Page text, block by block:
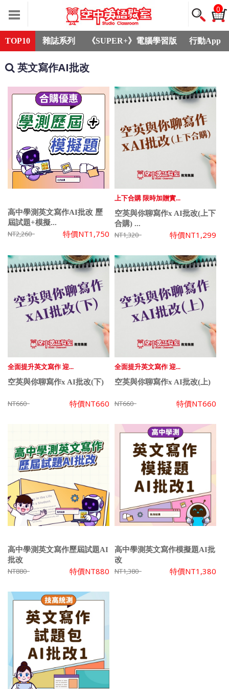
0
TOP10 雜誌系列 《SUPER+》電腦學習版 行動App
英文寫作AI批改
高中學測英文寫作AI批改 歷
屆試題+模擬...
NT2,260 特價NT1,750
上下合購 限時加贈實...
空英與你聊寫作x AI批改(上下
合購) ...
NT1,320 特價NT1,299
全面提升英文寫作 迎...
空英與你聊寫作x AI批改(下)
NT660 特價NT660
全面提升英文寫作 迎...
空英與你聊寫作x AI批改(上)
NT660 特價NT660
高中學測英文寫作歷屆試題AI
批改
NT880 特價NT880
高中學測英文寫作模擬題AI批
改
NT1,380 特價NT1,380